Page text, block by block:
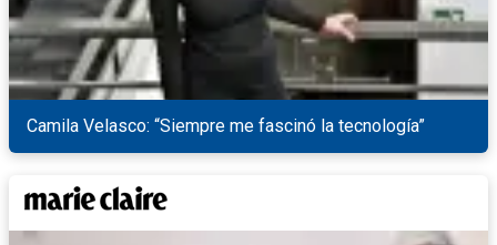
Camila Velasco: “Siempre me fascinó la tecnología”